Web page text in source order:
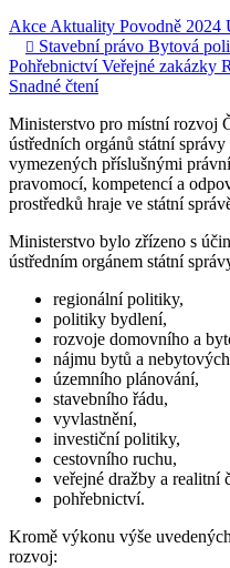
AkceAktuality Povodně 2024
 Stavební právo Bytová
PohřebnictvíVeřejné zakázky
Snadné čtení
Ministerstvo pro místní rozvoj
ústředních orgánů státní
vymezených příslušnými
pravomocí, kompetencí a
prostředků hraje ve státní
Ministerstvo bylo zřízeno s
ústředním orgánem státní
regionální politiky,
politiky bydlení,
rozvoje domovního a
nájmu bytů a
územního plánování,
stavebního řádu,
vyvlastnění,
investiční politiky,
cestovního ruchu,
veřejné dražby a realitní
pohřebnictví.
Kromě výkonu výše
rozvoj: